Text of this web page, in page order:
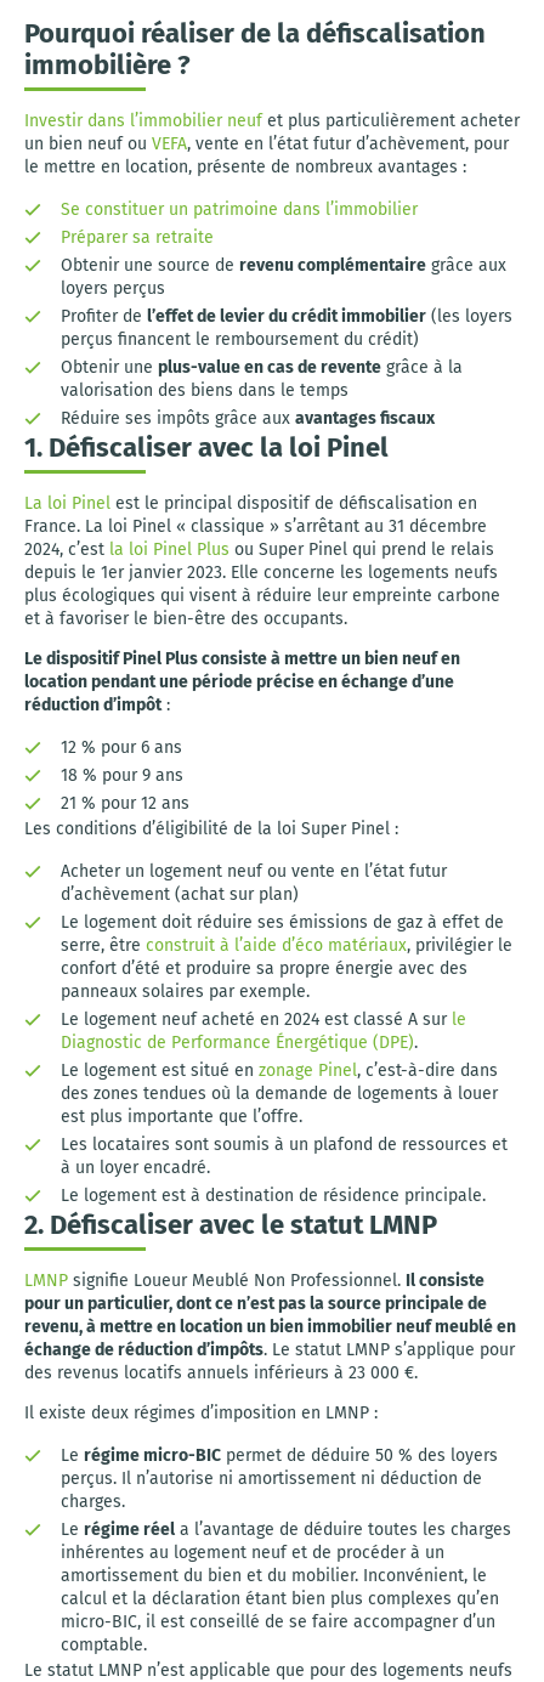
Pourquoi réaliser de la défiscalisation
immobilière ?
Investir dans l’immobilier neufet plus particulièrement acheter
un bien neuf ou VEFA, vente en l’état futur d’achèvement, pour
le mettre en location, présente de nombreux avantages :
Se constituer un patrimoine dans l’immobilier
Préparer sa retraite
Obtenir une source de revenu complémentaire grâce aux
loyers perçus
Profiter de l’effet de levier du crédit immobilier (les loyers
perçus financent le remboursement du crédit)
Obtenir une plus-value en cas de revente grâce à la
valorisation des biens dans le temps
Réduire ses impôts grâce aux avantages fiscaux
1. Défiscaliser avec la loi Pinel
La loi Pinel est le principal dispositif de défiscalisation en
France. La loi Pinel « classique » s’arrêtant au 31 décembre
2024, c’est la loi Pinel Plus ou Super Pinel qui prend le relais
depuis le 1er janvier 2023. Elle concerne les logements neufs
plus écologiques qui visent à réduire leur empreinte carbone
et à favoriser le bien-être des occupants.
Le dispositif Pinel Plus consiste à mettre un bien neuf en
location pendant une période précise en échange d’une
réduction d’impôt:
12 % pour 6 ans
18 % pour 9 ans
21 % pour 12 ans
Les conditions d’éligibilité de la loi Super Pinel :
Acheter un logement neuf ou vente en l’état futur
d’achèvement (achat sur plan)
Le logement doit réduire ses émissions de gaz à effet de
serre, être construit à l’aide d’éco matériaux, privilégier le
confort d’été et produire sa propre énergie avec des
panneaux solaires par exemple.
Le logement neuf acheté en 2024 est classé A sur le
Diagnostic de Performance Énergétique (DPE).
Le logement est situé en zonage Pinel, c’est-à-dire dans
des zones tendues où la demande de logements à louer
est plus importante que l’offre.
Les locataires sont soumis à un plafond de ressources et
à un loyer encadré.
Le logement est à destination de résidence principale.
2. Défiscaliser avec le statut LMNP
LMNP signifie Loueur Meublé Non Professionnel. Il consiste
pour un particulier, dont ce n’est pas la source principale de
revenu, à mettre en location un bien immobilier neuf meublé en
échange de réduction d’impôts. Le statut LMNP s’applique pour
des revenus locatifs annuels inférieurs à 23 000 €.
Il existe deux régimes d’imposition en LMNP :
Le régime micro-BIC permet de déduire 50 % des loyers
perçus. Il n’autorise ni amortissement ni déduction de
charges.
Le régime réel a l’avantage de déduire toutes les charges
inhérentes au logement neuf et de procéder à un
amortissement du bien et du mobilier. Inconvénient, le
calcul et la déclaration étant bien plus complexes qu’en
micro-BIC, il est conseillé de se faire accompagner d’un
comptable.
Le statut LMNP n’est applicable que pour des logements neufs